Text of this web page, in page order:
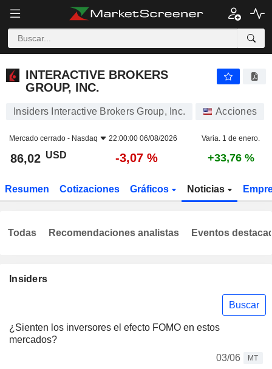
INTERACTIVE BROKERS
GROUP, INC.
Insiders Interactive Brokers Group, Inc. Acciones
Mercado cerrado - Nasdaq 22:00:00 06/08/2026 Varia. 1 de enero.
86,02 USD -3,07 % +33,76 %
Resumen Cotizaciones Gráficos Noticias
Insiders
Buscar
¿Sienten los inversores el efecto FOMO en estos
mercados?
03/06
MT
Todas Recomendaciones analistas Eventos